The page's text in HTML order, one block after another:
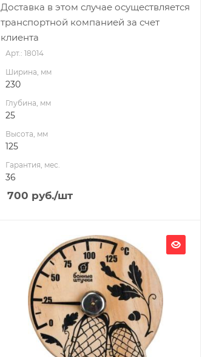
Доставка в этом случае осуществляется
транспортной компанией за счет
клиента
Арт.: 18014
Ширина, мм
230
Глубина, мм
25
Высота, мм
125
Гарантия, мес.
36
700 руб./шт
Глубина, мм
Высота, мм
Материал изготовления